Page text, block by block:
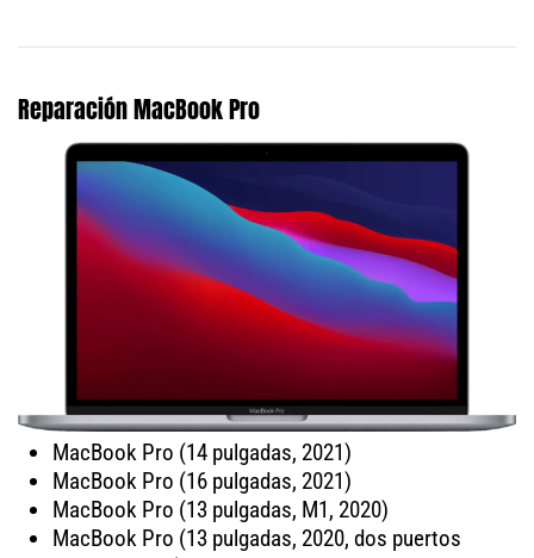
Reparación MacBook Pro
MacBook Pro (14 pulgadas, 2021)
MacBook Pro (16 pulgadas, 2021)
MacBook Pro (13 pulgadas, M1, 2020)
MacBook Pro (13 pulgadas, 2020, dos puertos